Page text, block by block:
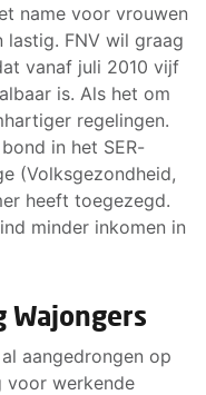
name voor vrouwen
lastig. FNV wil graag
vanaf juli 2010 vijf
is. Als het om
regelingen.
in het SER-
(Volksgezondheid,
heeft toegezegd.
minder inkomen in
Wajongers
aangedrongen op
voor werkende